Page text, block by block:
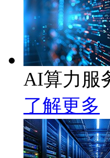
AI算力服
了解更多